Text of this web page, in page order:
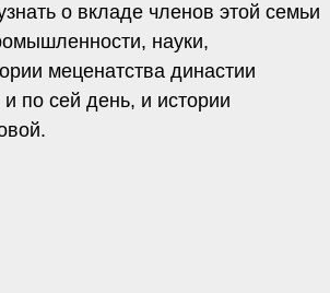
о вкладе членов этой семьи
науки,
меценатства династии
по сей день, и истории